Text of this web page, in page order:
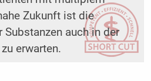
Zukunft ist die
Substanzen auch in der
erwarten.